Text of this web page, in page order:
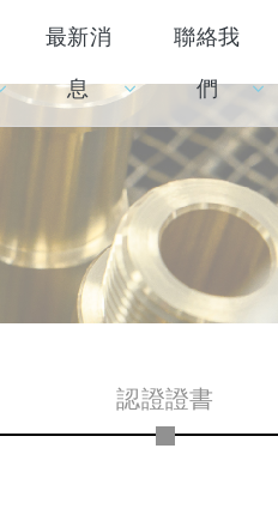
最新消
息
聯絡我
們
認證證書